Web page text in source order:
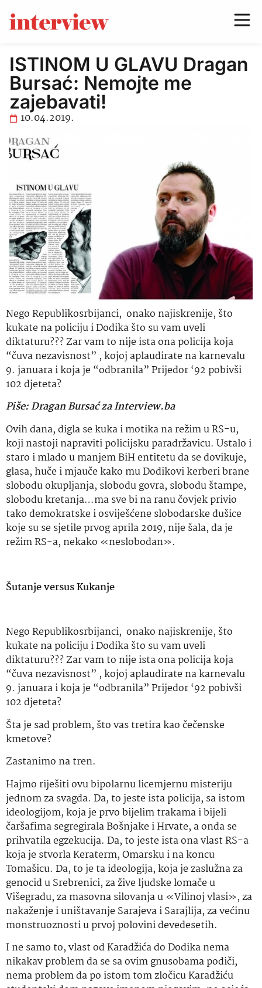
ISTINOM U GLAVU Dragan
Bursać: Nemojte me
zajebavati!
10.04.2019.
Nego Republikosrbijanci, onako najiskrenije, što
kukate na policiju i Dodika što su vam uveli
diktaturu??? Zar vam to nije ista ona policija koja
“čuva nezavisnost” , kojoj aplaudirate na karnevalu
9. januara i koja je “odbranila” Prijedor ‘92 pobivši
102 djeteta?
Piše: Dragan Bursać za Interview.ba
Ovih dana, digla se kuka i motika na režim u RS-u,
koji nastoji napraviti policijsku paradržavicu. Ustalo i
staro i mlado u manjem BiH entitetu da se dovikuje,
glasa, huče i mjauče kako mu Dodikovi kerberi brane
slobodu okupljanja, slobodu govra, slobodu štampe,
slobodu kretanja…ma sve bi na ranu čovjek privio
tako demokratske i osviješćene slobodarske dušice
koje su se sjetile prvog aprila 2019, nije šala, da je
režim RS-a, nekako «neslobodan».
Šutanje versus Kukanje
Nego Republikosrbijanci, onako najiskrenije, što
kukate na policiju i Dodika što su vam uveli
diktaturu??? Zar vam to nije ista ona policija koja
“čuva nezavisnost” , kojoj aplaudirate na karnevalu
9. januara i koja je “odbranila” Prijedor ‘92 pobivši
102 djeteta?
Šta je sad problem, što vas tretira kao čečenske
kmetove?
Zastanimo na tren.
Hajmo riješiti ovu bipolarnu licemjernu misteriju
jednom za svagda. Da, to jeste ista policija, sa istom
ideologijom, koja je prvo bijelim trakama i bijeli
čaršafima segregirala Bošnjake i Hrvate, a onda se
prihvatila egzekucija. Da, to jeste ista ona vlast RS-a
koja je stvorla Keraterm, Omarsku i na koncu
Tomašicu. Da, to je ta ideologija, koja je zaslužna za
genocid u Srebrenici, za žive ljudske lomače u
Višegradu, za masovna silovanja u «Vilinoj vlasi», za
nakaženje i uništavanje Sarajeva i Sarajlija, za većinu
monstruoznosti u prvoj polovini devedesetih.
I ne samo to, vlast od Karadžića do Dodika nema
nikakav problem da se sa ovim gnusobama podiči,
nema problem da po istom tom zločicu Karadžiću